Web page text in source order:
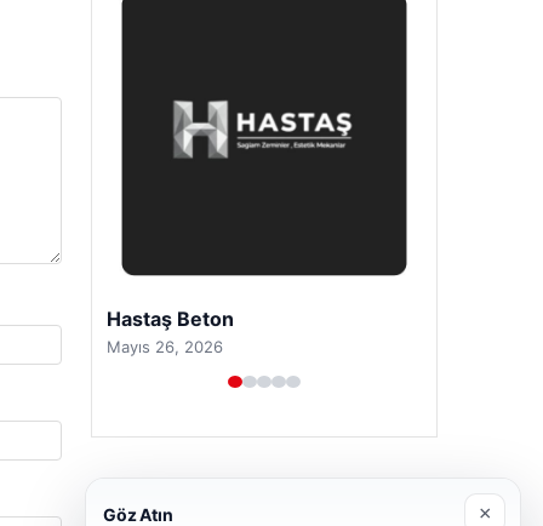
Hastaş Beton
Mayıs 26, 2026
Göz Atın ×